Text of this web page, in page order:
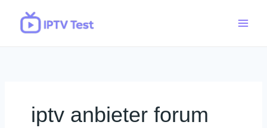
content
iptv anbieter forum